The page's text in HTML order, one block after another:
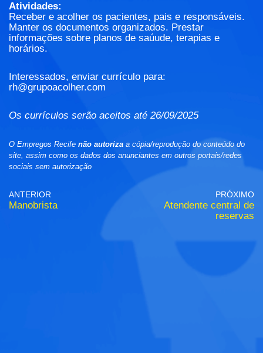
Atividades:
Receber e acolher os pacientes, pais e responsáveis.
Manter os documentos organizados. Prestar
informações sobre planos de saúude, terapias e
horários.
Interessados, enviar currículo para:
rh@grupoacolher.com
Os currículos serão aceitos até 26/09/2025
O Empregos Recife não autoriza a cópia/reprodução do conteúdo do
site, assim como os dados dos anunciantes em outros portais/redes
sociais sem autorização
ANTERIOR
Manobrista
PRÓXIMO
Atendente central de
reservas